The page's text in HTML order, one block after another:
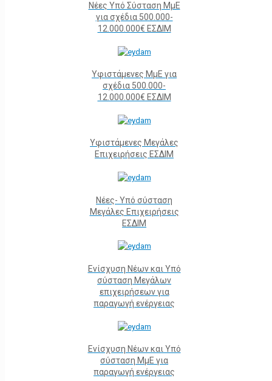
Νέες Υπό Σύσταση ΜμΕ
για σχέδια 500.000-
12.000.000€ ΕΣΔΙΜ
Υφιστάμενες ΜμΕ για
σχέδια 500.000-
12.000.000€ ΕΣΔΙΜ
Υφιστάμενες Μεγάλες
Επιχειρήσεις ΕΣΔΙΜ
Νέες- Υπό σύσταση
Μεγάλες Επιχειρήσεις
ΕΣΔΙΜ
Ενίσχυση Νέων και Υπό
σύσταση Μεγάλων
επιχειρήσεων για
παραγωγή ενέργειας
Ενίσχυση Νέων και Υπό
σύσταση ΜμΕ για
παραγωγή ενέργειας